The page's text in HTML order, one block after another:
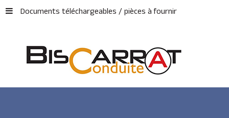
Documents téléchargeables / pièces à fournir